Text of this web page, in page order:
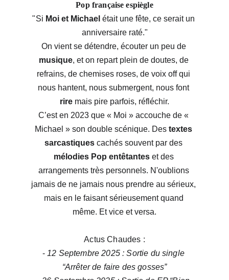
Pop française espiègle
"Si Moi et Michael était une fête, ce serait un
anniversaire raté."
On vient se détendre, écouter un peu de
musique, et on repart plein de doutes, de
refrains, de chemises roses, de voix off qui
nous hantent, nous submergent, nous font
rire mais pire parfois, réfléchir.
C’est en 2023 que « Moi » accouche de «
Michael » son double scénique. Des textes
sarcastiques cachés souvent par des
mélodies Pop entêtantes et des
arrangements très personnels. N'oublions
jamais de ne jamais nous prendre au sérieux,
mais en le faisant sérieusement quand
même. Et vice et versa.
Actus Chaudes :
- 12 Septembre 2025 : Sortie du single
“Arrêter de faire des gosses”